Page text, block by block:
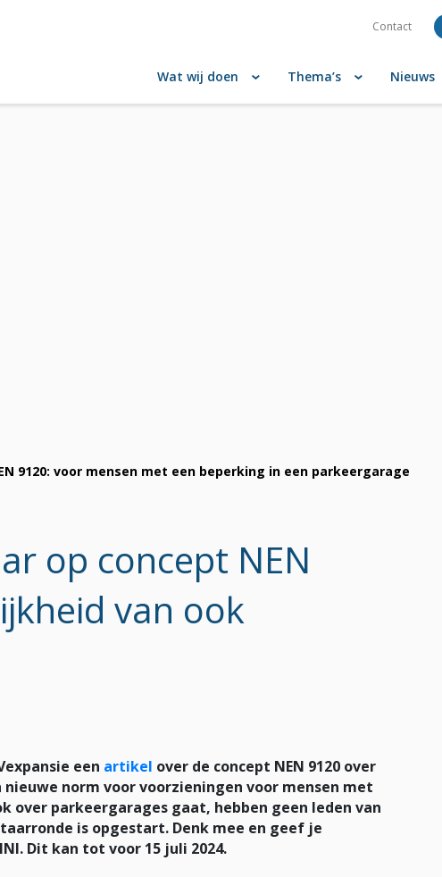
Contact
Wat wij doen Thema’s Nieuws
9120: voor mensen met een beperking in een parkeergarage
op concept NEN
van ook
een artikel over de concept NEN 9120 over
norm voor voorzieningen voor mensen met
over parkeergarages gaat, hebben geen leden van
is opgestart. Denk mee en geef je
Dit kan tot voor 15 juli 2024.